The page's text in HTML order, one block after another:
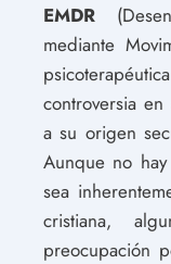
EMDR
mediante
controversia
a su origen
Aunque no
sea
cristiana,
preocupación